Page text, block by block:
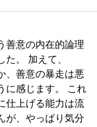
善意の内在的論理
。 加えて、
、善意の暴走は悪
に感じます。 これ
仕上げる能力は流
が、やっぱり気分